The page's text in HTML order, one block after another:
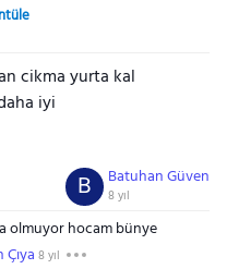
cikma yurta kal
iyi
Batuhan Güven
8 yıl
B
olmuyor hocam bünye
8 yıl